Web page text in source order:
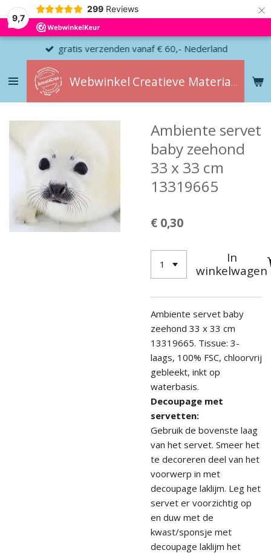
9,7
299 Reviews ×
Webwinkel Creatieve Materialen
gratis verzenden vanaf € 60,- Nederland
Ambiente servet
baby zeehond
33 x 33 cm
13319665
€ 0,30
In
winkelwagen
Ambiente servet baby
zeehond 33 x 33 cm
13319665. Tissue: 3-
laags, 100% FSC, chloorvrij
gebleekt, inkt op
waterbasis.
Decoupage met
servetten:
Gebruik de bovenste laag
van het servet. Smeer het
te decoreren deel van het
voorwerp in met
decoupage laklijm. Leg het
servet er voorzichtig op
en duw met de
kwast/sponsje met
decoupage laklijm het